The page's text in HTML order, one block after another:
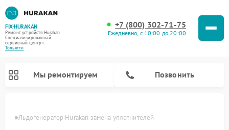
FIX-HURAKAN
Ремонт устройств Hurakan
Специализированный
cервисный центр г.
Тольятти
+7 (800) 302-71-75
Ежедневно, с 10:00 до 20:00
Мы ремонтируем Позвонить
Льдогенератор Hurakan замена уплотнителей